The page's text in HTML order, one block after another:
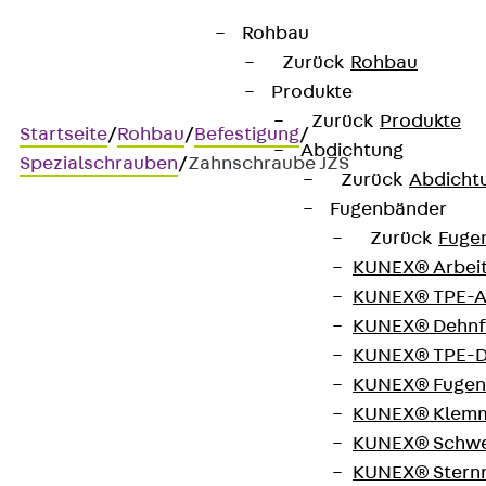
Rohbau
Zurück Rohbau
Produkte
Zurück Produkte
Abdichtung
Zurück
Fugenbänder
Zurück
KUNEX®
KUNEX®
KUNEX®
KUNEX®
KUNEX®
KUNEX®
KUNEX®
KUNEX®
Startseite/Rohbau/Befestigung/
Spezialschrauben/Zahnschraube JZS
Die Zahnschrauben JZS sind optimal für die
Verwendung mit den gezahnten Anker- und
Montageschienen geeignet. Aufgrund dieser